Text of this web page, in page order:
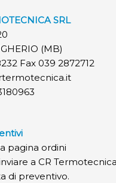
SRL
(MB)
Fax 039 2872712
pagina ordini
a CR Termotecnica
di preventivo.